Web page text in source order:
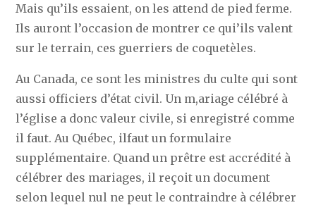
Mais qu’ils essaient, on les attend de pied ferme.
Ils auront l’occasion de montrer ce qui’ils valent
sur le terrain, ces guerriers de coquetèles.
Au Canada, ce sont les ministres du culte qui sont
aussi officiers d’état civil. Un m,ariage célébré à
l’église a donc valeur civile, si enregistré comme
il faut. Au Québec, ilfaut un formulaire
supplémentaire. Quand un prêtre est accrédité à
célébrer des mariages, il reçoit un document
selon lequel nul ne peut le contraindre à célébrer